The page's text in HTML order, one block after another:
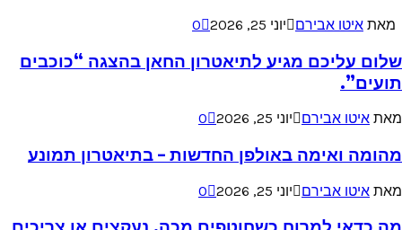
מאת איטו אבירם יוני 25, 2026 0
שלום עליכם מגיע לתיאטרון החאן בהצגה “כוכבים
תועים”.
מאת איטו אבירם יוני 25, 2026 0
מהומה ואימה באולפן החדשות – בתיאטרון תמונע
מאת איטו אבירם יוני 25, 2026 0